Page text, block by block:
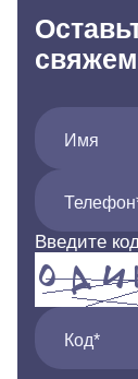
Имя
Введите
Код*